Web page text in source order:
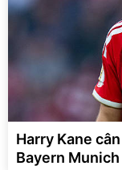
Harry Kane
Bayern Munich